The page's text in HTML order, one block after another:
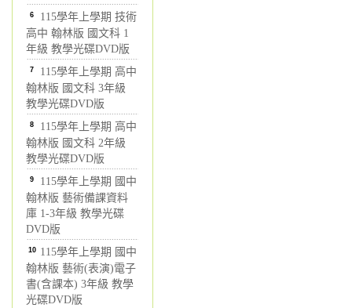
6 115學年上學期 技術
高中 翰林版 國文科 1
年級 教學光碟DVD版
7 115學年上學期 高中
翰林版 國文科 3年級
教學光碟DVD版
8 115學年上學期 高中
翰林版 國文科 2年級
教學光碟DVD版
9 115學年上學期 國中
翰林版 藝術備課資料
庫 1-3年級 教學光碟
DVD版
10 115學年上學期 國中
翰林版 藝術(表演)電子
書(含課本) 3年級 教學
光碟DVD版